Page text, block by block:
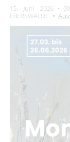
15. Juni 2026
EBERSWALDE